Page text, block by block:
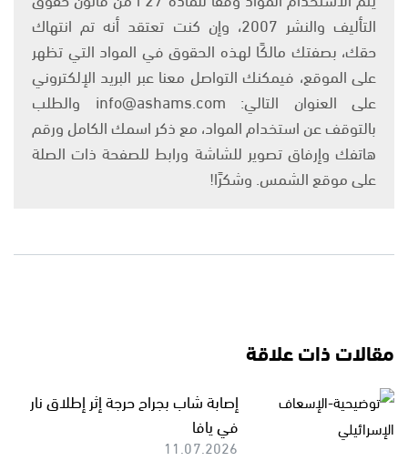
التأليف والنشر 2007، وإن كنت تعتقد أنه تم انتهاك
حقك، بصفتك مالكًا لهذه الحقوق في المواد التي تظهر
على الموقع، فيمكنك التواصل معنا عبر البريد الإلكتروني
على العنوان التالي: info@ashams.com والطلب
بالتوقف عن استخدام المواد، مع ذكر اسمك الكامل ورقم
هاتفك وإرفاق تصوير للشاشة ورابط للصفحة ذات الصلة
على موقع الشمس. وشكرًا!
مقالات ذات علاقة
إصابة شاب بجراح حرجة إثر إطلاق نار
في يافا
11.07.2026